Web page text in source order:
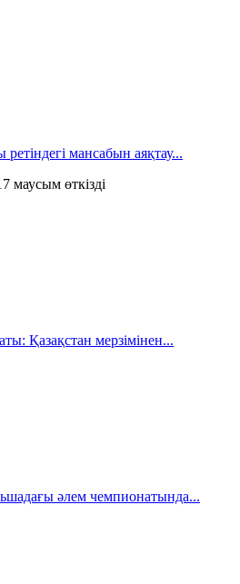
мансабын аяқтау...
маусым өткізді
Қазақстан мерзімінен...
әлем чемпионатында...